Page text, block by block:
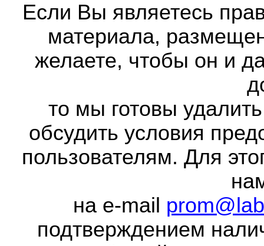
Если Вы являетесь
материала,
желаете, чтобы он и
то мы готовы
обсудить условия
пользователям. Для
на e-mail
подтверждением